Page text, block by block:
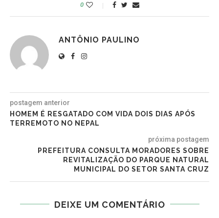
0
ANTÔNIO PAULINO
postagem anterior
HOMEM É RESGATADO COM VIDA DOIS DIAS APÓS
TERREMOTO NO NEPAL
próxima postagem
PREFEITURA CONSULTA MORADORES SOBRE
REVITALIZAÇÃO DO PARQUE NATURAL
MUNICIPAL DO SETOR SANTA CRUZ
DEIXE UM COMENTÁRIO